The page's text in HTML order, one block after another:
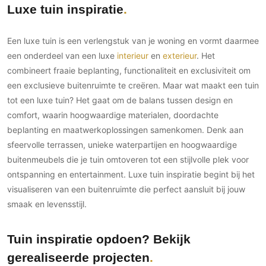
Luxe tuin inspiratie
Een luxe tuin is een verlengstuk van je woning en vormt daarmee
een onderdeel van een luxe interieur en exterieur. Het
combineert fraaie beplanting, functionaliteit en exclusiviteit om
een exclusieve buitenruimte te creëren. Maar wat maakt een tuin
tot een luxe tuin? Het gaat om de balans tussen design en
comfort, waarin hoogwaardige materialen, doordachte
beplanting en maatwerkoplossingen samenkomen. Denk aan
sfeervolle terrassen, unieke waterpartijen en hoogwaardige
buitenmeubels die je tuin omtoveren tot een stijlvolle plek voor
ontspanning en entertainment. Luxe tuin inspiratie begint bij het
visualiseren van een buitenruimte die perfect aansluit bij jouw
smaak en levensstijl.
Tuin inspiratie opdoen? Bekijk
gerealiseerde projecten